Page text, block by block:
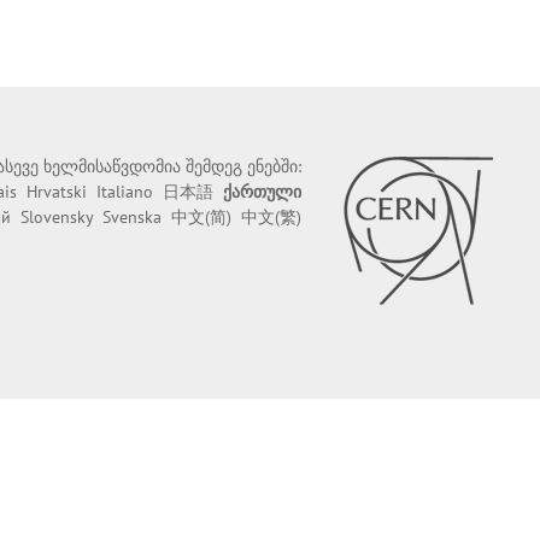
ხელმისაწვდომია შემდეგ ენებში:
Hrvatski Italiano 日本語 ქართული
Slovensky Svenska 中文(简) 中文(繁)